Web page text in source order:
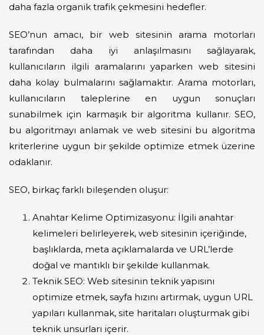
daha fazla organik trafik çekmesini hedefler.
SEO’nun amacı, bir web sitesinin arama motorları
tarafından daha iyi anlaşılmasını sağlayarak,
kullanıcıların ilgili aramalarını yaparken web sitesini
daha kolay bulmalarını sağlamaktır. Arama motorları,
kullanıcıların taleplerine en uygun sonuçları
sunabilmek için karmaşık bir algoritma kullanır. SEO,
bu algoritmayı anlamak ve web sitesini bu algoritma
kriterlerine uygun bir şekilde optimize etmek üzerine
odaklanır.
SEO, birkaç farklı bileşenden oluşur:
Anahtar Kelime Optimizasyonu: İlgili anahtar
kelimeleri belirleyerek, web sitesinin içeriğinde,
başlıklarda, meta açıklamalarda ve URL’lerde
doğal ve mantıklı bir şekilde kullanmak.
Teknik SEO: Web sitesinin teknik yapısını
optimize etmek, sayfa hızını artırmak, uygun URL
yapıları kullanmak, site haritaları oluşturmak gibi
teknik unsurları içerir.